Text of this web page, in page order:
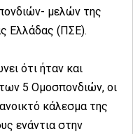
μελών της
Ελλάδας (ΠΣΕ).
ότι ήταν και
5 Ομοσπονδιών, οι
κάλεσμα της
ενάντια στην